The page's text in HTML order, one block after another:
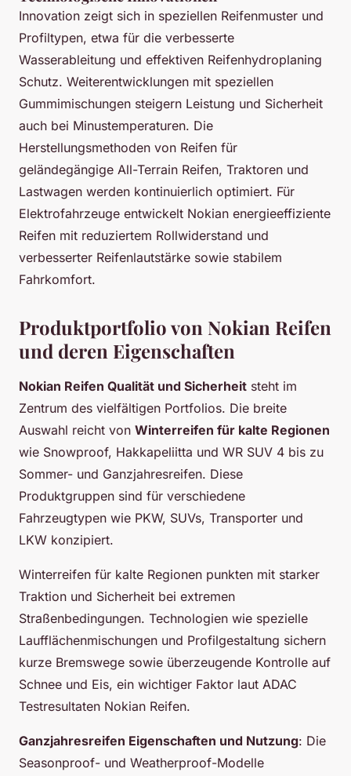
Innovation zeigt sich in speziellen Reifenmuster und
Profiltypen, etwa für die verbesserte
Wasserableitung und effektiven Reifenhydroplaning
Schutz. Weiterentwicklungen mit speziellen
Gummimischungen steigern Leistung und Sicherheit
auch bei Minustemperaturen. Die
Herstellungsmethoden von Reifen für
geländegängige All-Terrain Reifen, Traktoren und
Lastwagen werden kontinuierlich optimiert. Für
Elektrofahrzeuge entwickelt Nokian energieeffiziente
Reifen mit reduziertem Rollwiderstand und
verbesserter Reifenlautstärke sowie stabilem
Fahrkomfort.
Produktportfolio von Nokian Reifen
und deren Eigenschaften
Nokian Reifen Qualität und Sicherheit steht im
Zentrum des vielfältigen Portfolios. Die breite
Auswahl reicht von Winterreifen für kalte Regionen
wie Snowproof, Hakkapeliitta und WR SUV 4 bis zu
Sommer- und Ganzjahresreifen. Diese
Produktgruppen sind für verschiedene
Fahrzeugtypen wie PKW, SUVs, Transporter und
LKW konzipiert.
Winterreifen für kalte Regionen punkten mit starker
Traktion und Sicherheit bei extremen
Straßenbedingungen. Technologien wie spezielle
Laufflächenmischungen und Profilgestaltung sichern
kurze Bremswege sowie überzeugende Kontrolle auf
Schnee und Eis, ein wichtiger Faktor laut ADAC
Testresultaten Nokian Reifen.
Ganzjahresreifen Eigenschaften und Nutzung: Die
Seasonproof- und Weatherproof-Modelle